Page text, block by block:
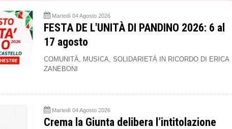
Martedì 04 Agosto 2026
FESTA DE L'UNITÀ DI PANDINO 2026: 6 al
17 agosto
COMUNITÀ, MUSICA, SOLIDARIETÀ IN RICORDO DI ERICA
ZANEBONI
Martedì 04 Agosto 2026
Crema la Giunta delibera l’intitolazione